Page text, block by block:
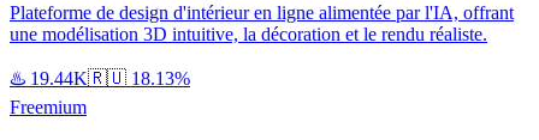
Plateforme de design d'intérieur en ligne alimentée par l'IA, offrant
une modélisation 3D intuitive, la décoration et le rendu réaliste.
♨️ 19.44K🇷🇺 18.13%
Freemium